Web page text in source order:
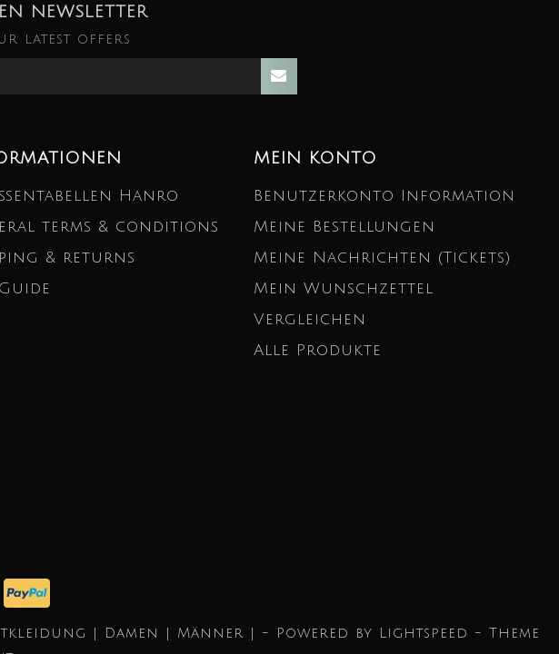
NEWSLETTER
latest offers
Hanro
terms & conditions
& returns
MEIN KONTO
Benutzerkonto Information
Meine Bestellungen
Meine Nachrichten (Tickets)
Mein Wunschzettel
Vergleichen
Alle Produkte
| Damen | Männer | - Powered by Lightspeed - Theme